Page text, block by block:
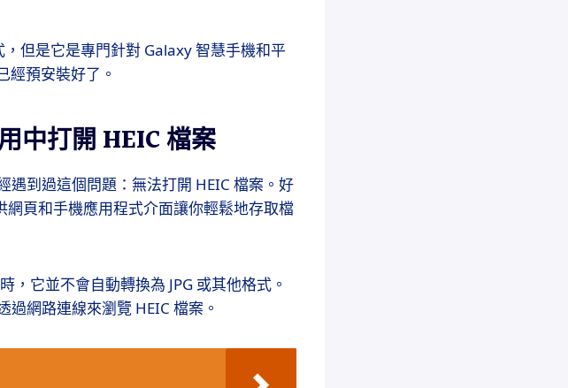
但是它是專門針對 Galaxy 智慧手機和平
經預安裝好了。
中打開 HEIC 檔案
到過這個問題：無法打開 HEIC 檔案。好
頁和手機應用程式介面讓你輕鬆地存取檔
它並不會自動轉換為 JPG 或其他格式。
網路連線來瀏覽 HEIC 檔案。